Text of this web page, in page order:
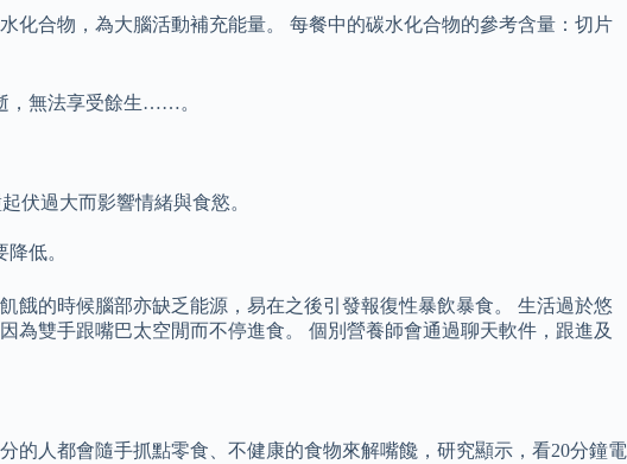
化合物，為大腦活動補充能量。 每餐中的碳水化合物的參考含量：切片
，無法享受餘生……。
伏過大而影響情緒與食慾。
低。
餓的時候腦部亦缺乏能源，易在之後引發報復性暴飲暴食。 生活過於悠
雙手跟嘴巴太空閒而不停進食。 個別營養師會通過聊天軟件，跟進及
的人都會隨手抓點零食、不健康的食物來解嘴饞，研究顯示，看20分鐘電